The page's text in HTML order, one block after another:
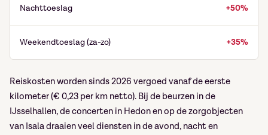
Nachttoeslag +50%
Weekendtoeslag (za-zo) +35%
Reiskosten worden sinds 2026 vergoed vanaf de eerste
kilometer (€ 0,23 per km netto). Bij de beurzen in de
IJsselhallen, de concerten in Hedon en op de zorgobjecten
van Isala draaien veel diensten in de avond, nacht en